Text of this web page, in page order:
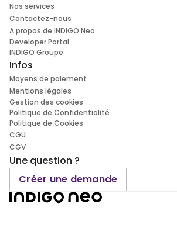
Nos services
Contactez-nous
A propos de INDIGO Neo
Developer Portal
INDIGO Groupe
Infos
Moyens de paiement
Mentions légales
Gestion des cookies
Politique de Confidentialité
Politique de Cookies
CGU
CGV
Une question ?
Créer une demande